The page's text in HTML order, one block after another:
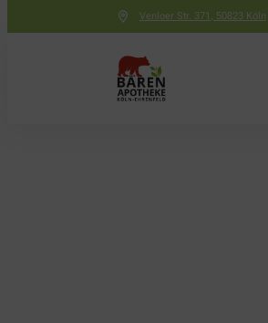
Venloer Str. 371 , 50823 Köln